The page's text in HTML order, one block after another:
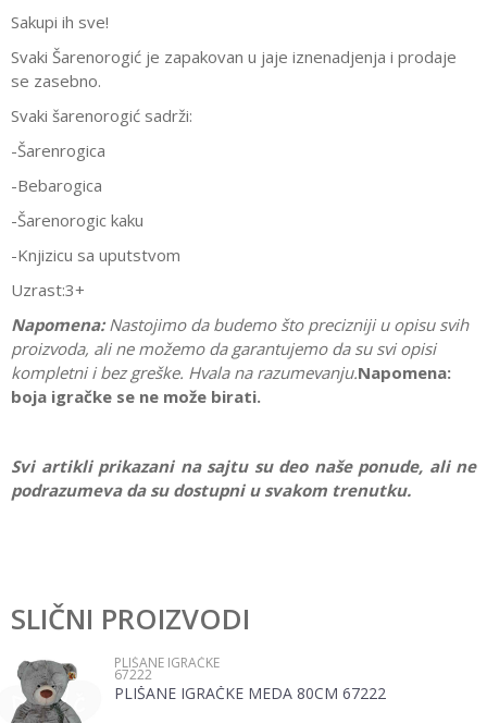
Sakupi ih sve!
Svaki Šarenorogić je zapakovan u jaje iznenadjenja i prodaje
se zasebno.
Svaki šarenorogić sadrži:
-Šarenrogica
-Bebarogica
-Šarenorogic kaku
-Knjizicu sa uputstvom
Uzrast:3+
Napomena:Nastojimo da budemo što precizniji u opisu svih
proizvoda, ali ne možemo da garantujemo da su svi opisi
kompletni i bez greške. Hvala na razumevanju.Napomena:
boja igračke se ne može birati.
Svi artikli prikazani na sajtu su deo naše ponude, ali ne
podrazumeva da su dostupni u svakom trenutku.
Brend
Ime/Nadimak
Email
SLIČNI PROIZVODI
PLIŠANE IGRAČKE
67222
PLIŠANE IGRAČKE MEDA 80CM 67222